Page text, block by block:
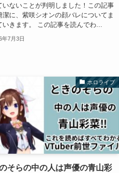
いないことが判明しました！この記事
潔に、紫咲シオンの顔バレについてま
いきます。 この記事を読んでわ...
年7月3日
ホロライブ
そらの中の人は声優の青山彩